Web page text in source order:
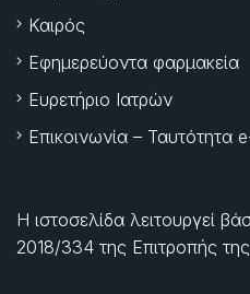
Καιρός
Εφημερεύοντα φαρμακεία
Ευρετήριο Ιατρών
Επικοινωνία – Ταυτότητα
Η ιστοσελίδα λειτουργεί
2018/334 της Επιτροπής της